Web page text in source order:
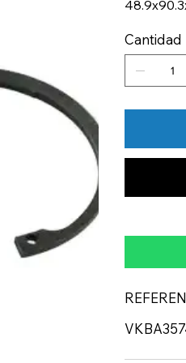
Cantidad